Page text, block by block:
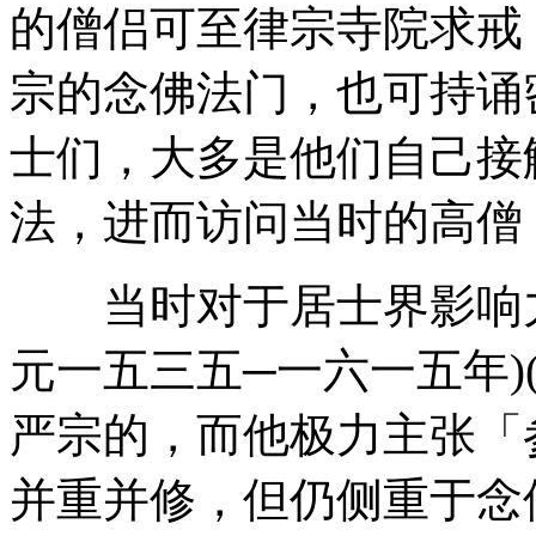
的僧侣可至律宗寺院求
宗的念佛法门，也可持
士们，大多是他们自己
法，进而访问当时的高
当时对于居士界影响
元一五三五─一六一五年
严宗的，而他极力主张
并重并修，但仍侧重于